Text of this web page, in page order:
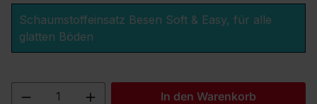
Schaumstoffeinsatz Besen Soft & Easy, für alle
glatten Böden
Produkt Anzahl: Gib den gewünschten
In den Warenkorb